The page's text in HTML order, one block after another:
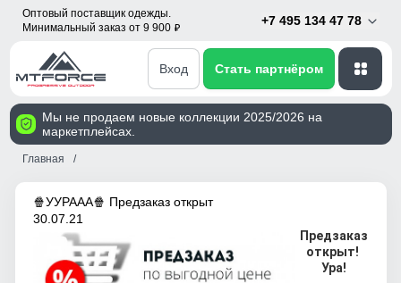
Оптовый поставщик одежды.
Минимальный заказ от 9 900 p
+7 495 134 47 78
Вход Стать партнёром
Мы не продаем новые коллекции 2025/2026 на
маркетплейсах.
Главная
🍿УУРААА🍿 Предзаказ открыт
30.07.21
Предзаказ
открыт!
Ура!